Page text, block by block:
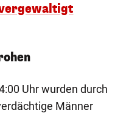
Uhr wurden durch
Männer